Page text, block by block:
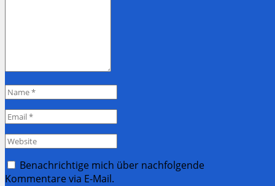
Name
Email
Website
Benachrichtige mich über nachfolgende
Kommentare via E-Mail.